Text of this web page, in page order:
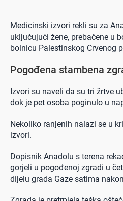
Medicinski izvori rekli su za
uključujući žene, prebačene u
bolnicu Palestinskog Crvenog
Pogođena stambena
Izvori su naveli da su tri žrtve
dok je pet osoba poginulo u
Nekoliko ranjenih nalazi se u
izvori.
Dopisnik Anadolu s terena
gorjeli u pogođenoj zgradi u
dijelu grada Gaze satima